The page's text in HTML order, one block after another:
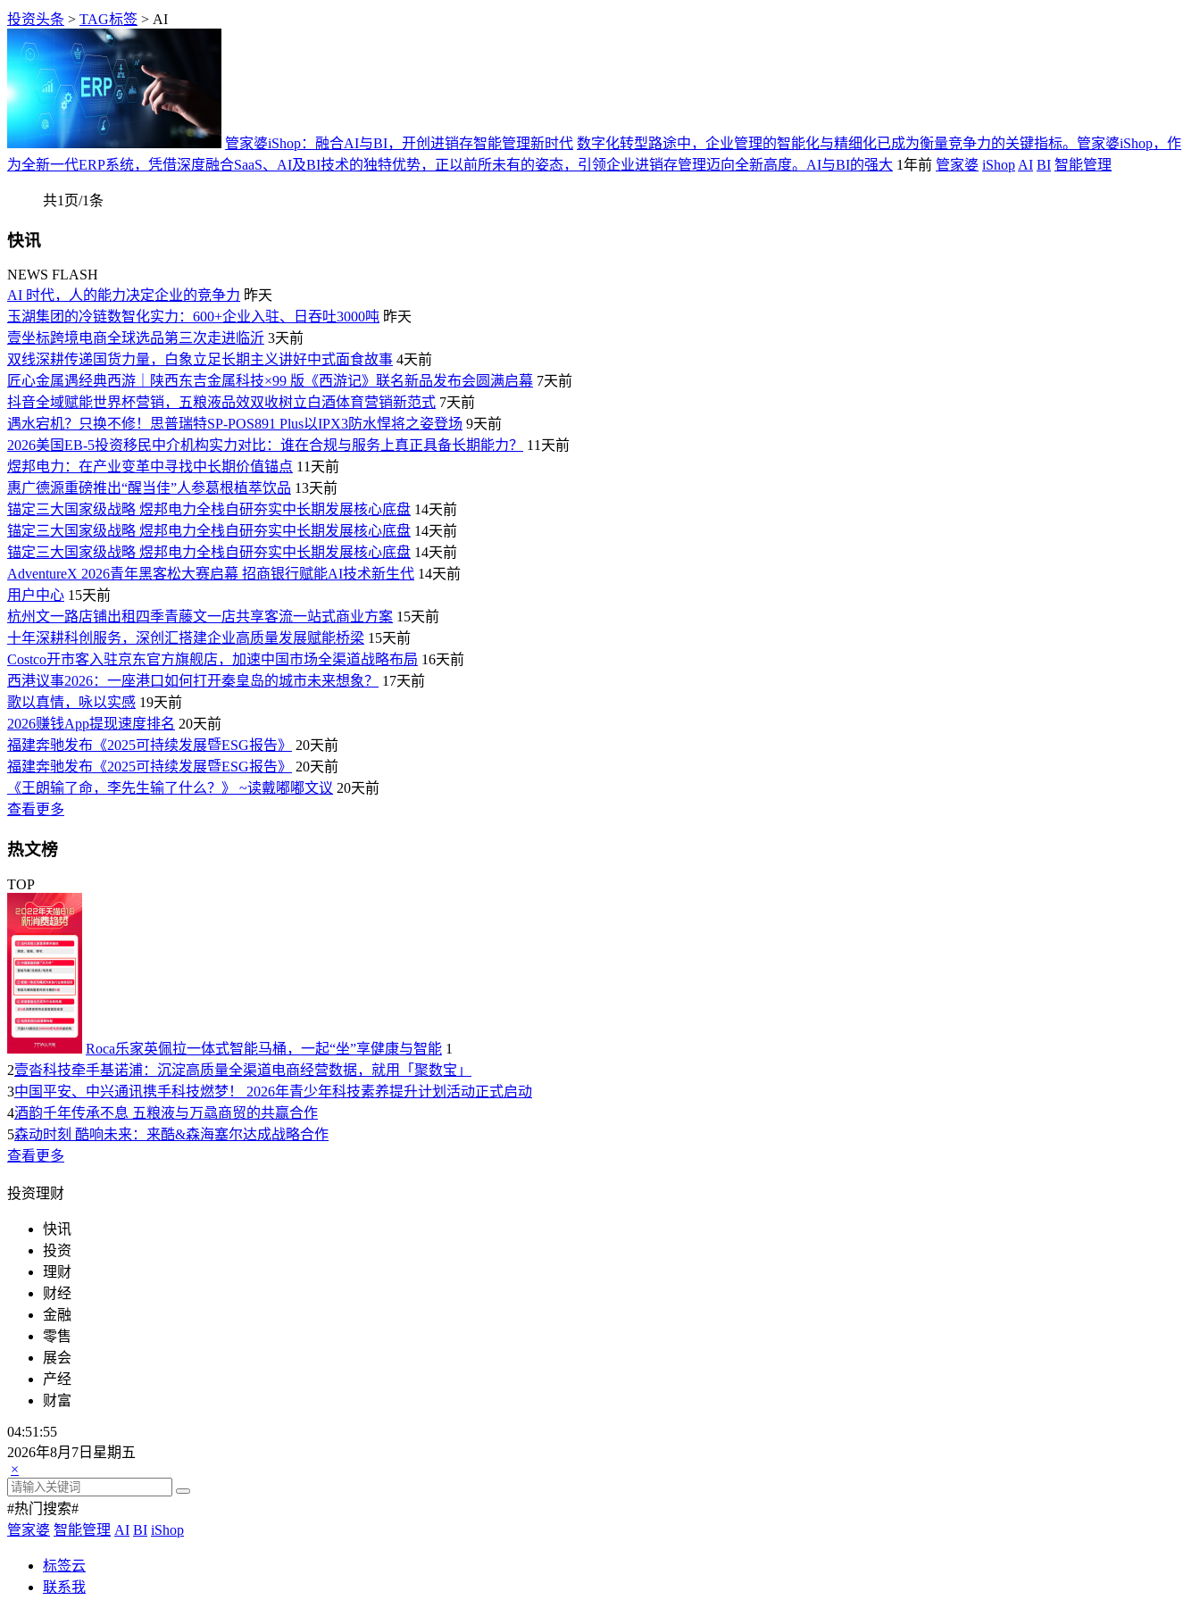
投资头条 > TAG标签 > AI
管家婆iShop：融合AI与BI，开创进销存智能管理新时代 数字化转型路途中，企业管理的智能化与精细化已成为衡量竞争力的关键指标。管家婆iShop，作
为全新一代ERP系统，凭借深度融合SaaS、AI及BI技术的独特优势，正以前所未有的姿态，引领企业进销存管理迈向全新高度。AI与BI的强大 1年前 管家婆 iShop AI BI 智能管理
共1页/1条
快讯
NEWS FLASH
AI 时代，人的能力决定企业的竞争力 昨天
玉湖集团的冷链数智化实力：600+企业入驻、日吞吐3000吨 昨天
壹坐标跨境电商全球选品第三次走进临沂 3天前
双线深耕传递国货力量，白象立足长期主义讲好中式面食故事 4天前
匠心金属遇经典西游｜陕西东吉金属科技×99 版《西游记》联名新品发布会圆满启幕 7天前
抖音全域赋能世界杯营销，五粮液品效双收树立白酒体育营销新范式 7天前
遇水宕机？只换不修！思普瑞特SP-POS891 Plus以IPX3防水悍将之姿登场 9天前
2026美国EB-5投资移民中介机构实力对比：谁在合规与服务上真正具备长期能力？
11天前
煜邦电力：在产业变革中寻找中长期价值锚点 11天前
惠广德源重磅推出“醒当佳”人参葛根植萃饮品 13天前
锚定三大国家级战略 煜邦电力全栈自研夯实中长期发展核心底盘 14天前
锚定三大国家级战略 煜邦电力全栈自研夯实中长期发展核心底盘 14天前
锚定三大国家级战略 煜邦电力全栈自研夯实中长期发展核心底盘 14天前
AdventureX 2026青年黑客松大赛启幕 招商银行赋能AI技术新生代 14天前
用户中心 15天前
杭州文一路店铺出租四季青藤文一店共享客流一站式商业方案 15天前
十年深耕科创服务，深创汇搭建企业高质量发展赋能桥梁 15天前
Costco开市客入驻京东官方旗舰店，加速中国市场全渠道战略布局 16天前
西港议事2026：一座港口如何打开秦皇岛的城市未来想象？
17天前
歌以真情，咏以实感 19天前
2026赚钱App提现速度排名 20天前
福建奔驰发布《2025可持续发展暨ESG报告》
20天前
福建奔驰发布《2025可持续发展暨ESG报告》
20天前
《王朗输了命，李先生输了什么？》 ~读戴嘟嘟文议 20天前
查看更多
热文榜
TOP
Roca乐家英佩拉一体式智能马桶，一起“坐”享健康与智能 1
2壹沓科技牵手基诺浦：沉淀高质量全渠道电商经营数据，就用「聚数宝」
3中国平安、中兴通讯携手科技燃梦！ 2026年青少年科技素养提升计划活动正式启动
4酒韵千年传承不息 五粮液与万骉商贸的共赢合作
5森动时刻 酷响未来：来酷&森海塞尔达成战略合作
查看更多
投资理财
快讯
投资
理财
财经
金融
零售
展会
产经
财富
04:51:55
2026年8月7日星期五
×
#热门搜索#
管家婆 智能管理 AI BI iShop
标签云
联系我